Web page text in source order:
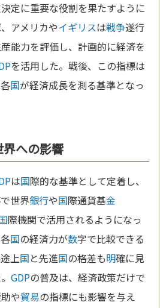
定に重要な役割を果たすように
アメリカやイギリスは戦争遂行
能力を評価し、計画的に経済を
を活用した。戦後、この指標は
国が経済成長を測る基準となっ
界への影響
は国際的な基準として定着し、
世界銀行や国際通貨基金
際機関で活用されるようになっ
国の経済力が数字で比較できる
上国と先進国の格差も明確に見
GDPの普及は、経済政策だけで
や貿易の指標にも影響を与え